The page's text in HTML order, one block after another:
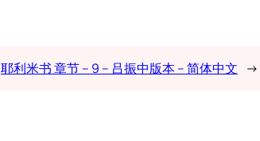
耶利米书 章节 – 9 – 吕振中版本 – 简体中文 →